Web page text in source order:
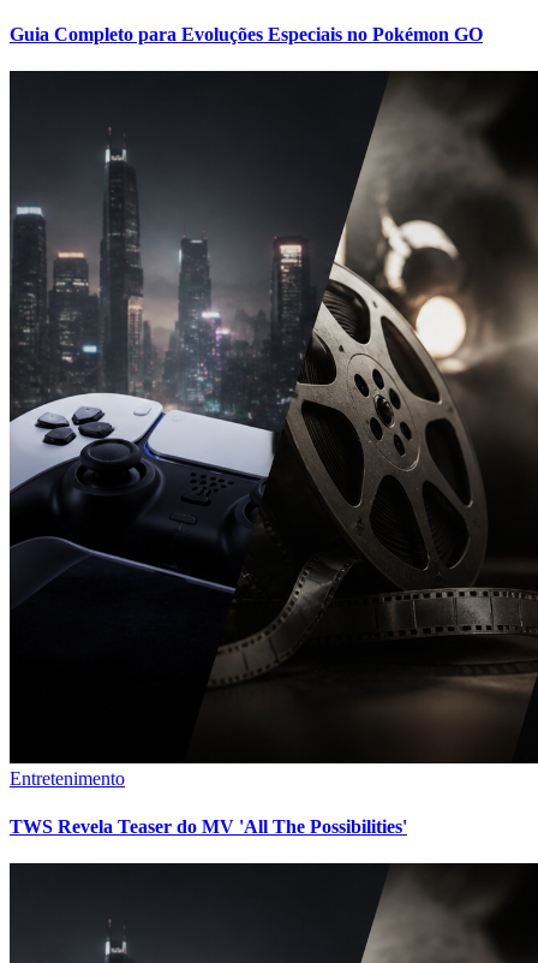
Guia Completo para Evoluções Especiais no Pokémon GO
Entretenimento
TWS Revela Teaser do MV 'All The Possibilities'